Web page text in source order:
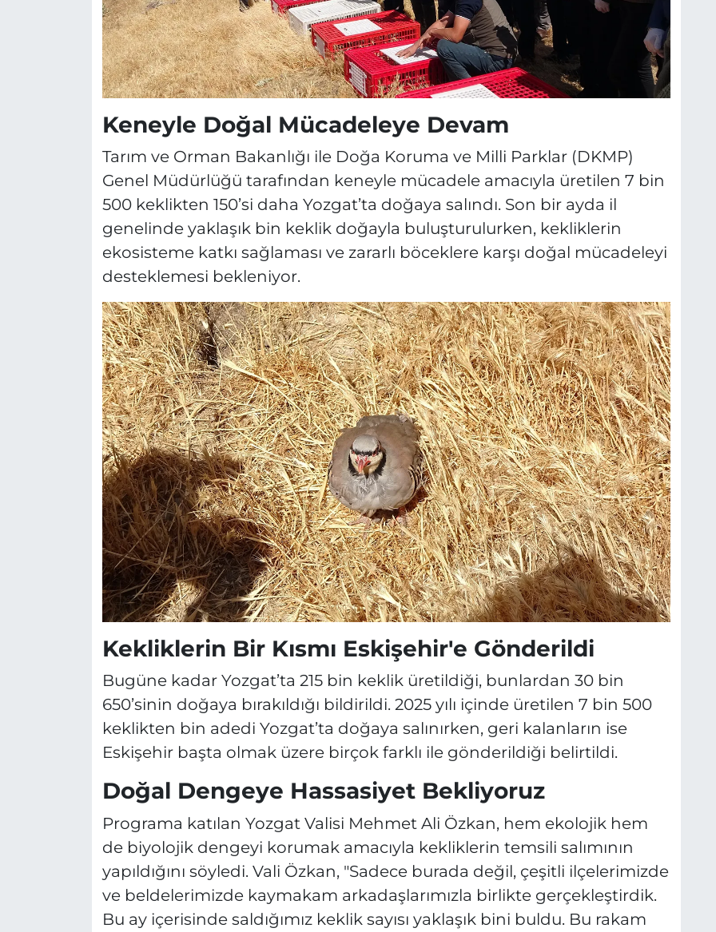
Keneyle Doğal Mücadeleye Devam
Tarım ve Orman Bakanlığı ile Doğa Koruma ve Milli Parklar (DKMP)
Genel Müdürlüğü tarafından keneyle mücadele amacıyla üretilen 7 bin
500 keklikten 150’si daha Yozgat’ta doğaya salındı. Son bir ayda il
genelinde yaklaşık bin keklik doğayla buluşturulurken, kekliklerin
ekosisteme katkı sağlaması ve zararlı böceklere karşı doğal mücadeleyi
desteklemesi bekleniyor.
Kekliklerin Bir Kısmı Eskişehir'e Gönderildi
Bugüne kadar Yozgat’ta 215 bin keklik üretildiği, bunlardan 30 bin
650’sinin doğaya bırakıldığı bildirildi. 2025 yılı içinde üretilen 7 bin 500
keklikten bin adedi Yozgat’ta doğaya salınırken, geri kalanların ise
Eskişehir başta olmak üzere birçok farklı ile gönderildiği belirtildi.
Doğal Dengeye Hassasiyet Bekliyoruz
Programa katılan Yozgat Valisi Mehmet Ali Özkan, hem ekolojik hem
de biyolojik dengeyi korumak amacıyla kekliklerin temsili salımının
yapıldığını söyledi. Vali Özkan, "Sadece burada değil, çeşitli ilçelerimizde
ve beldelerimizde kaymakam arkadaşlarımızla birlikte gerçekleştirdik.
Bu ay içerisinde saldığımız keklik sayısı yaklaşık bini buldu. Bu rakam